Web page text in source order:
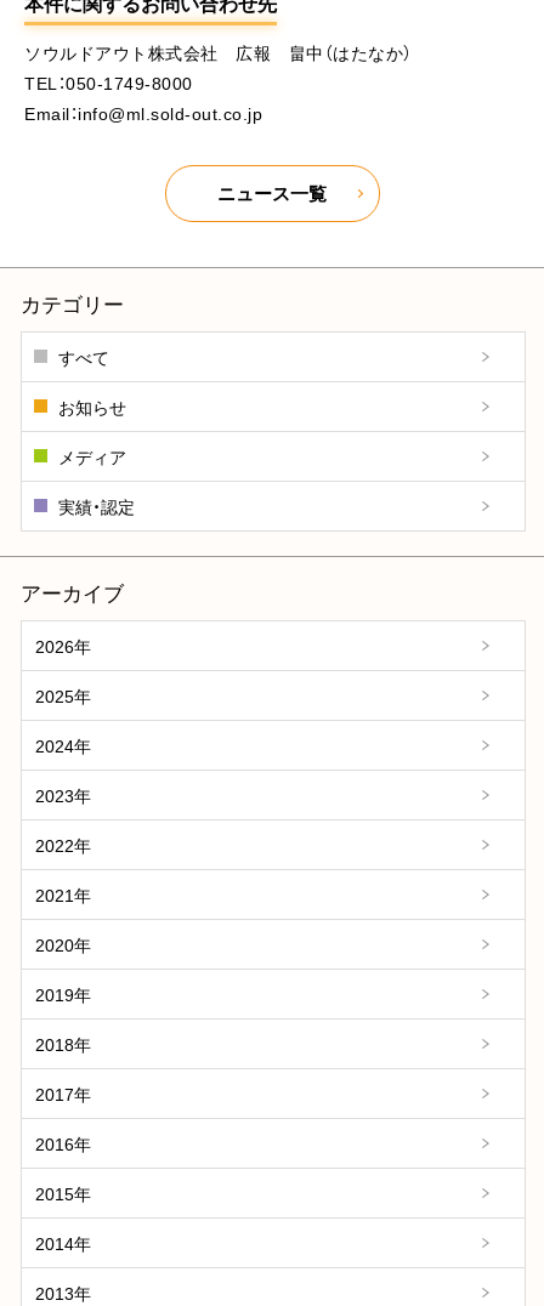
ソウルドアウト株式会社 広報 畠中（はたなか）
TEL：050-1749-8000
Email：info@ml.sold-out.co.jp
ニュース一覧
カテゴリー
すべて
お知らせ
メディア
実績・認定
アーカイブ
2026年
2025年
2024年
2023年
2022年
2021年
2020年
2019年
2018年
2017年
2016年
2015年
2014年
2013年